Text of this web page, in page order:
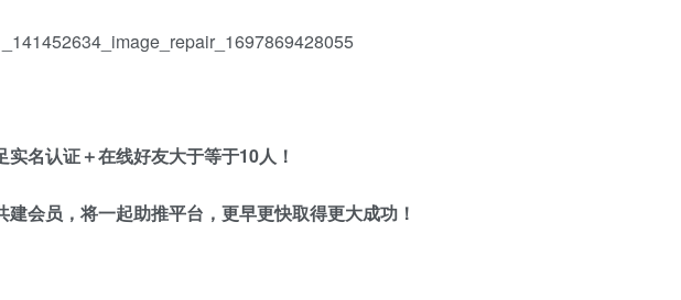
名认证＋在线好友大于等于10人！
会员，将一起助推平台，更早更快取得更大成功！